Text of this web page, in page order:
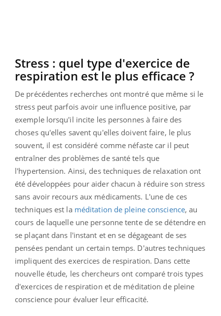
Stress : quel type d'exercice de
respiration est le plus efficace ?
De précédentes recherches ont montré que même si le
stress peut parfois avoir une influence positive, par
exemple lorsqu'il incite les personnes à faire des
choses qu'elles savent qu'elles doivent faire, le plus
souvent, il est considéré comme néfaste car il peut
entraîner des problèmes de santé tels que
l'hypertension. Ainsi, des techniques de relaxation ont
été développées pour aider chacun à réduire son stress
sans avoir recours aux médicaments. L'une de ces
techniques est la méditation de pleine conscience, au
cours de laquelle une personne tente de se détendre en
se plaçant dans l'instant et en se dégageant de ses
pensées pendant un certain temps. D'autres techniques
impliquent des exercices de respiration. Dans cette
nouvelle étude, les chercheurs ont comparé trois types
d'exercices de respiration et de méditation de pleine
conscience pour évaluer leur efficacité.